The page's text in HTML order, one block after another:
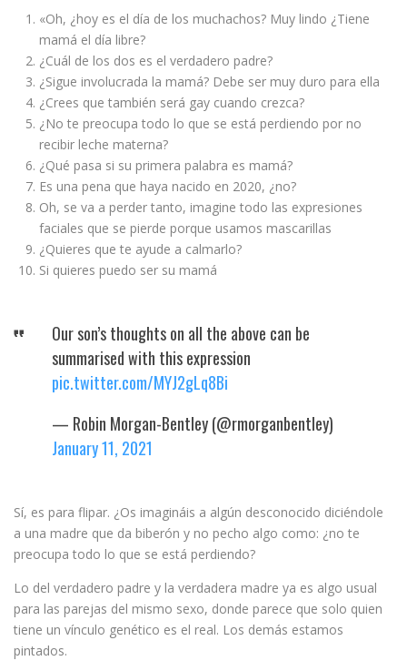
«Oh, ¿hoy es el día de los muchachos? Muy lindo ¿Tiene
mamá el día libre?
¿Cuál de los dos es el verdadero padre?
¿Sigue involucrada la mamá? Debe ser muy duro para ella
¿Crees que también será gay cuando crezca?
¿No te preocupa todo lo que se está perdiendo por no
recibir leche materna?
¿Qué pasa si su primera palabra es mamá?
Es una pena que haya nacido en 2020, ¿no?
Oh, se va a perder tanto, imagine todo las expresiones
faciales que se pierde porque usamos mascarillas
¿Quieres que te ayude a calmarlo?
Si quieres puedo ser su mamá
Our son’s thoughts on all the above can be
summarised with this expression
pic.twitter.com/MYJ2gLq8Bi
— Robin Morgan-Bentley (@rmorganbentley)
January 11, 2021
Sí, es para flipar. ¿Os imagináis a algún desconocido diciéndole
a una madre que da biberón y no pecho algo como: ¿no te
preocupa todo lo que se está perdiendo?
Lo del verdadero padre y la verdadera madre ya es algo usual
para las parejas del mismo sexo, donde parece que solo quien
tiene un vínculo genético es el real. Los demás estamos
pintados.